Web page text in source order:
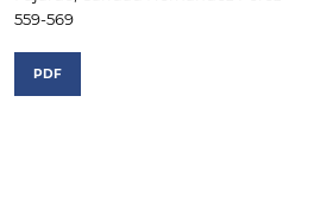
559-569
PDF